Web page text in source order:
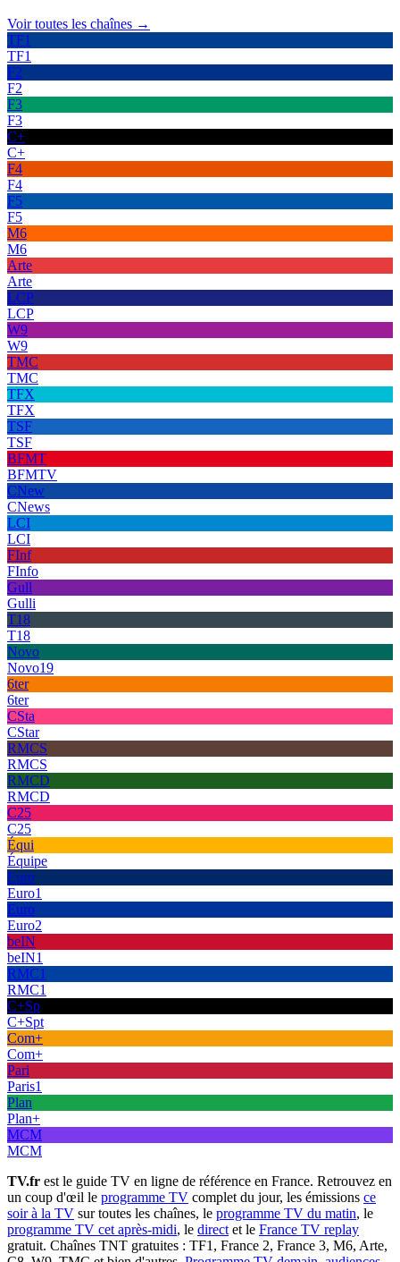
Voir toutes les chaînes →
TF1
TF1
F2
F2
F3
F3
C+
C+
F4
F4
F5
F5
M6
M6
Arte
Arte
LCP
LCP
W9
W9
TMC
TMC
TFX
TFX
TSF
TSF
BFMT
BFMTV
CNew
CNews
LCI
LCI
FInf
FInfo
Gull
Gulli
T18
T18
Novo
Novo19
6ter
6ter
CSta
CStar
RMCS
RMCS
RMCD
RMCD
C25
C25
Équi
Équipe
Euro
Euro1
Euro
Euro2
beIN
beIN1
RMC1
RMC1
C+Sp
C+Spt
Com+
Com+
Pari
Paris1
Plan
Plan+
MCM
MCM
TV.fr est le guide TV en ligne de référence en France. Retrouvez en
un coup d'œil le programme TV complet du jour, les émissions ce
soir à la TV sur toutes les chaînes, le programme TV du matin, le
programme TV cet après-midi, le direct et le France TV replay
gratuit. Chaînes TNT gratuites : TF1, France 2, France 3, M6, Arte,